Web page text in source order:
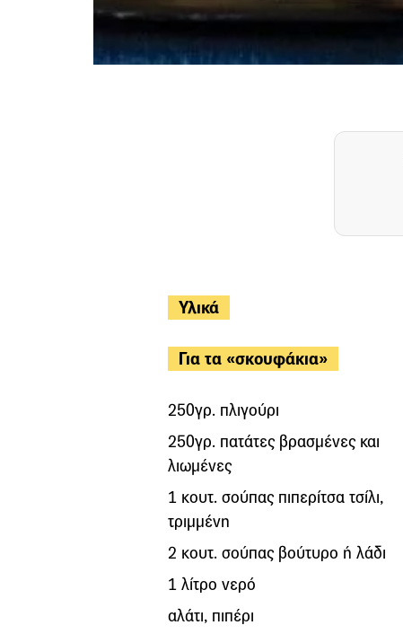
Υλικά
Για τα «σκουφάκια»
250γρ. πλιγούρι
250γρ. πατάτες βρασμένες και
λιωμένες
1 κουτ. σούπας πιπερίτσα τσίλι,
τριμμένη
2 κουτ. σούπας βούτυρο ή λάδι
1 λίτρο νερό
αλάτι, πιπέρι